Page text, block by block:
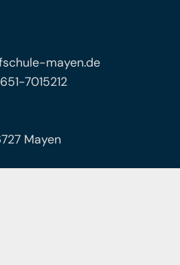
mayen.de
7015212
Mayen